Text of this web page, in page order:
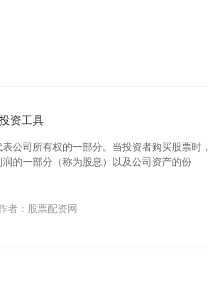
资工具
公司所有权的一部分。当投资者购买股票时，
的一部分（称为股息）以及公司资产的份
者：股票配资网